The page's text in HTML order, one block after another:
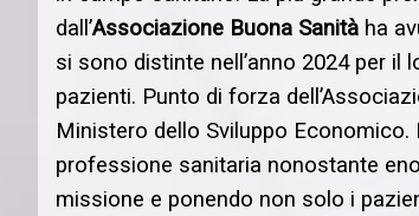
dall’Associazione Buona Sanità ha
si sono distinte nell’anno 2024 per il
pazienti. Punto di forza
Ministero dello Sviluppo
professione sanitaria nonostante
missione e ponendo non solo i